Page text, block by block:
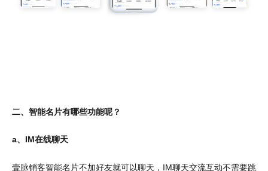
二、智能名片有哪些功能呢？
a、IM在线聊天
壹脉销客智能名片不加好友就可以聊天，IM聊天交流互动不需要跳